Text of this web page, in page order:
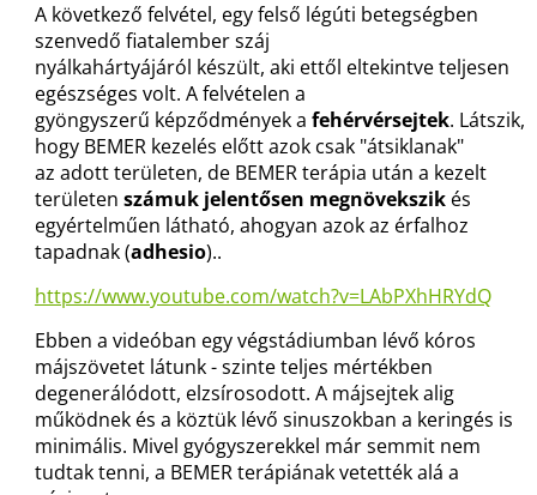
A következő felvétel, egy felső légúti betegségben
szenvedő fiatalember száj
nyálkahártyájáról készült, aki ettől eltekintve teljesen
egészséges volt. A felvételen a
gyöngyszerű képződmények a fehérvérsejtek. Látszik,
hogy BEMER kezelés előtt azok csak "átsiklanak"
az adott területen, de BEMER terápia után a kezelt
területen számuk jelentősen megnövekszikés
egyértelműen látható, ahogyan azok az érfalhoz
tapadnak (adhesio)..
https://www.youtube.com/watch?v=LAbPXhHRYdQ
Ebben a videóban egy végstádiumban lévő kóros
májszövetet látunk - szinte teljes mértékben
degenerálódott, elzsírosodott. A májsejtek alig
működnek és a köztük lévő sinuszokban a keringés is
minimális. Mivel gyógyszerekkel már semmit nem
tudtak tenni, a BEMER terápiának vetették alá a